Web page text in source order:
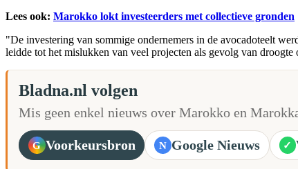
Lees ook: Marokko lokt investeerders met collectieve gronden
"De investering van sommige ondernemers in de avocadoteelt
leidde tot het mislukken van veel projecten als gevolg van
Bladna.nl volgen
Mis geen enkel nieuws over Marokko en
G Voorkeursbron N Google Nieuws ✓